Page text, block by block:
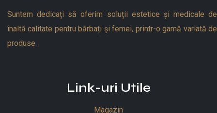
Suntem dedicați să oferim soluții estetice și medicale de
înaltă calitate pentru bărbați și femei, printr-o gamă variată de
produse.
Link-uri Utile
Magazin